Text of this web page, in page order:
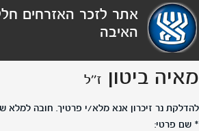
תפריט
נגישות
אתר לזכר האזרחים
האיבה
מאיה ביטון ז''ל
להדלקת נר זיכרון אנא מלא/י פרטיך. חובה
* שם פרטי: